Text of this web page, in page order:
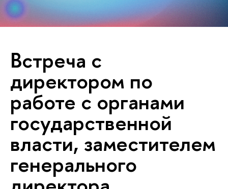
Встреча с
директором по
работе с органами
государственной
власти, заместителем
генерального